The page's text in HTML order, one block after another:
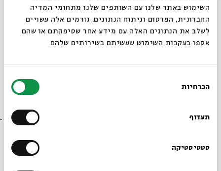
השימוש באתר שלנו עם השותפים שלנו מתחומי המדיה
החברתית, הפרסום וניתוח הנתונים. גורמים אלה עשויים
לשלב את הנתונים האלה עם מידע אחר שסיפקתם או שהם
אספו בעקבות השימוש שעשיתם בשירותים שלהם.
הסכמה
הכרחיות
תעדוף
סטטיסטיקה
הסדנה המקוונת מיועדת לבני ובנות שמונה ומעלה , ונמשכת
כשעה בזום.
אל נדב -avichai.at.home@gmail.com
סגור